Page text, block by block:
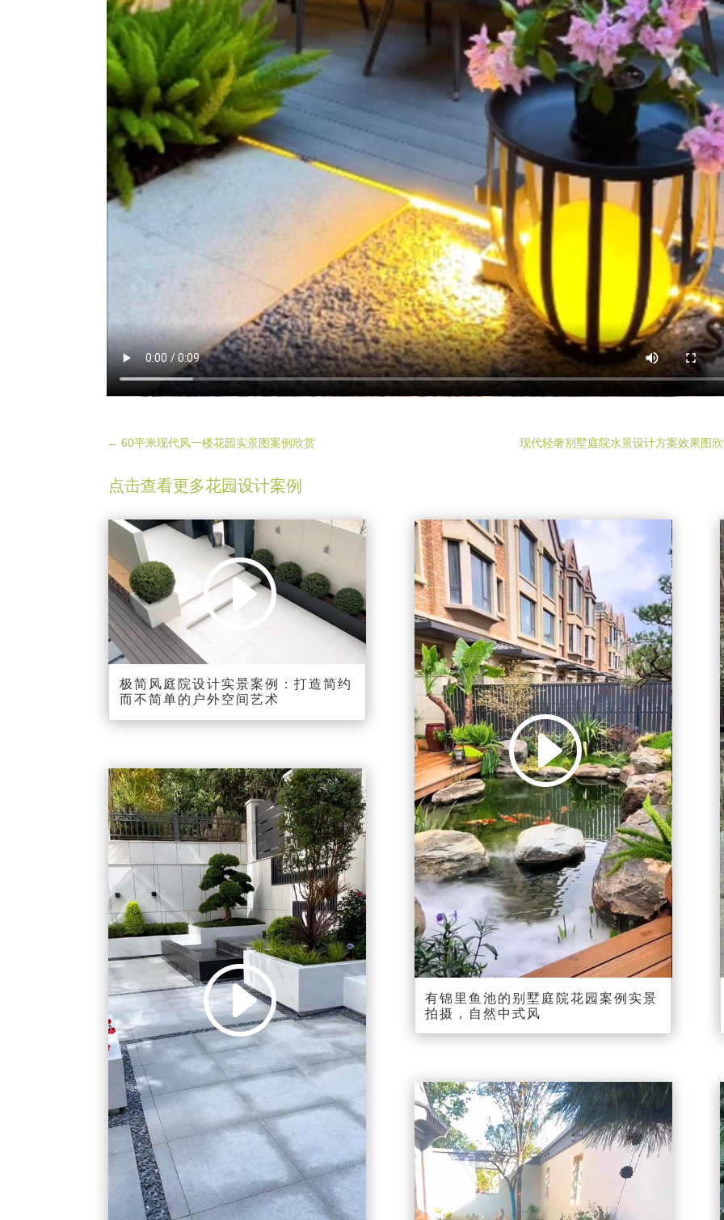
← 60平米现代风一楼花园实景图案例欣赏 现代轻奢别墅庭院水景设计方案效果图
点击查看更多花园设计案例
视
播
放
器
00:00
极简风庭院设计实景案例：打造简约
而不简单的户外空间艺术
视
频
播
放
00:00 00:20
视
频
播
放
器
00:00 00:20
有锦里鱼池的别墅庭院花园案例实景
拍摄，自然中式风
视
频
播
放
器